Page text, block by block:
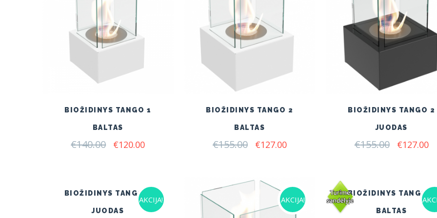
BIOŽIDINYS TANGO 1
BALTAS
€140.00 Original
€120.00Current
BIOŽIDINYS TANGO 2
BALTAS
€155.00 Original
€127.00Current
BIOŽIDINYS TANGO 2
JUODAS
€155.00 Original
€127.00
AKCIJA!
BIOŽIDINYS TANGO 3
JUODAS
AKCIJA!
BIOŽIDINYS TANGO 4
BALTAS